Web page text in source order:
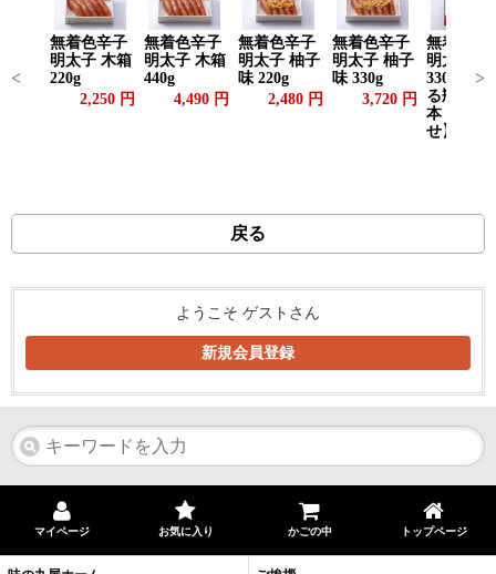
無着色辛子
明太子 木箱
220g
2,250 円
無着色辛子
明太子 木箱
440g
4,490 円
無着色辛子
明太子 柚子
味 220g
2,480 円
無着色辛子
明太子 柚子
味 330g
3,720 円
無着色辛
明太子
330g、選
る瓶もの1
本 【詰
せ】
< >
戻る
ようこそ ゲストさん
新規会員登録
マイページ お気に入り かごの中 トップページ